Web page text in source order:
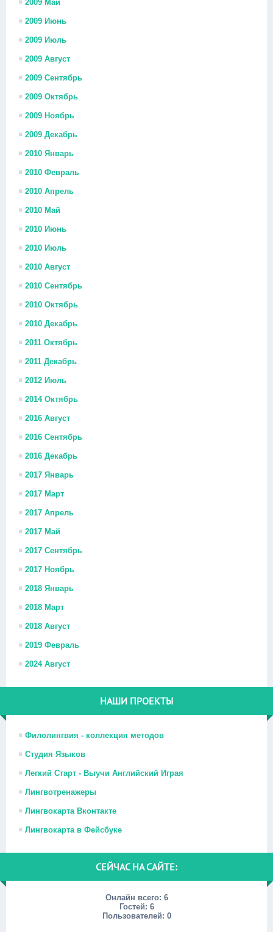
2009 Май
2009 Июнь
2009 Июль
2009 Август
2009 Сентябрь
2009 Октябрь
2009 Ноябрь
2009 Декабрь
2010 Январь
2010 Февраль
2010 Апрель
2010 Май
2010 Июнь
2010 Июль
2010 Август
2010 Сентябрь
2010 Октябрь
2010 Декабрь
2011 Октябрь
2011 Декабрь
2012 Июль
2014 Октябрь
2016 Август
2016 Сентябрь
2016 Декабрь
2017 Январь
2017 Март
2017 Апрель
2017 Май
2017 Сентябрь
2017 Ноябрь
2018 Январь
2018 Март
2018 Август
2019 Февраль
2024 Август
НАШИ ПРОЕКТЫ
Филолингвия - коллекция методов
Студия Языков
Легкий Старт - Выучи Английский Играя
Лингвотренажеры
Лингвокарта Вконтакте
Лингвокарта в Фейсбуке
СЕЙЧАС НА САЙТЕ:
Онлайн всего: 6
Гостей: 6
Пользователей: 0